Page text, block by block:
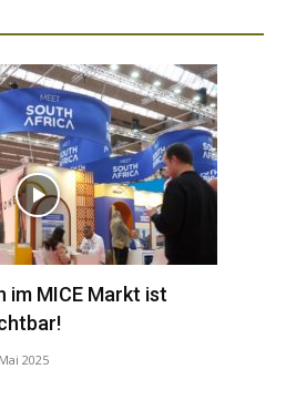
im MICE Markt ist
2025